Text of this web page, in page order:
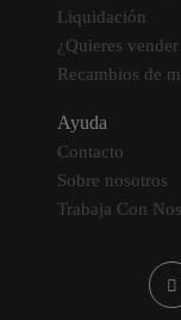
Liquidación
¿Quieres
Recambios de
Ayuda
Contacto
Sobre nosotros
Trabaja Con